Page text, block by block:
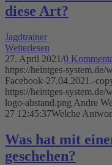
diese Art?
Jagdtrainer
Weiterlesen
27. April 2021/0
https://heintges-system.de/
Facebook-27.04.2021.-
https://heintges-system.de/
logo-abstand.png Andre
27 12:45:37Welche
Was hat mit
geschehen?